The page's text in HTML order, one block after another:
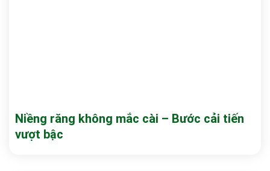
Niềng răng không mắc cài – Bước cải tiến
vượt bậc